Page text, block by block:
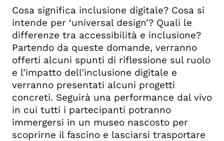
Cosa significa inclusione digitale? Cosa si
intende per ‘universal design’? Quali le
differenze tra accessibilità e inclusione?
Partendo da queste domande, verranno
offerti alcuni spunti di riflessione sul ruolo
e l’impatto dell’inclusione digitale e
verranno presentati alcuni progetti
concreti. Seguirà una performance dal vivo
in cui tutti i partecipanti potranno
immergersi in un museo nascosto per
scoprirne il fascino e lasciarsi trasportare